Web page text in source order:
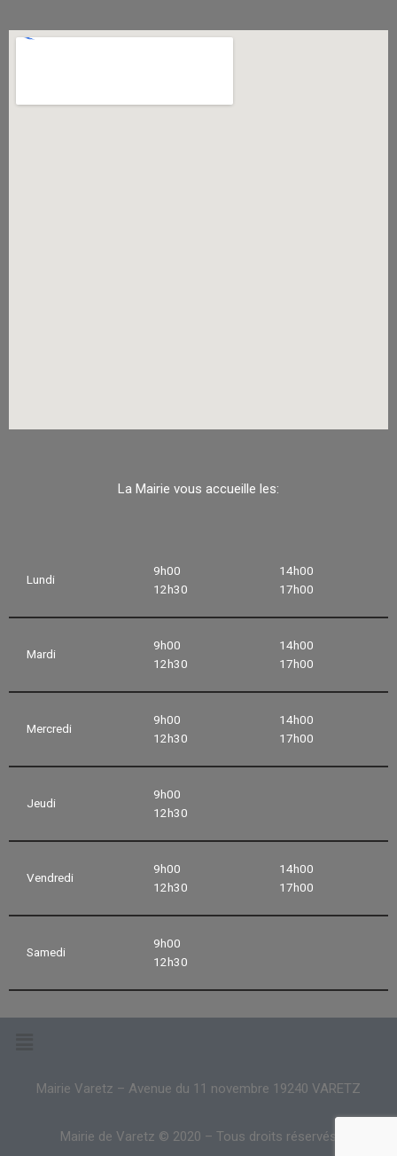
La Mairie vous accueille les:
Lundi
9h00
12h30
14h00
17h00
Mardi
9h00
12h30
14h00
17h00
Mercredi
9h00
12h30
14h00
17h00
Jeudi
9h00
12h30
Vendredi
9h00
12h30
14h00
17h00
Samedi
9h00
12h30
Mairie Varetz – Avenue du 11 novembre 19240 VARETZ
Mairie de Varetz © 2020 – Tous droits réservés